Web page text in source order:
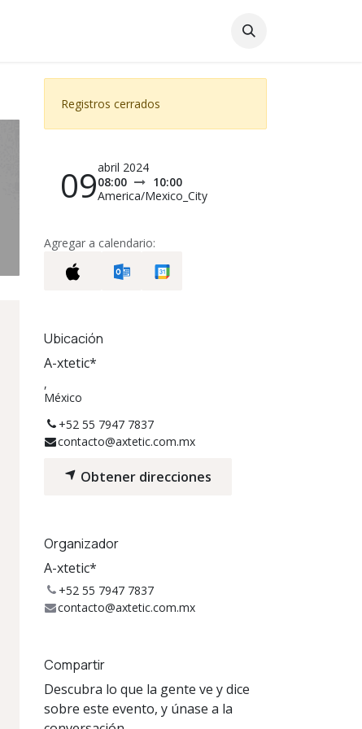
Registros cerrados
09abril 2024
08:00
10:00
America/Mexico_City
Agregar a calendario:
Ubicación
A-xtetic*
,
México
+52 55 7947 7837
contacto@axtetic.com.mx
Obtener direcciones
Organizador
A-xtetic*
+52 55 7947 7837
contacto@axtetic.com.mx
Compartir
Descubra lo que la gente ve y dice
sobre este evento, y únase a la